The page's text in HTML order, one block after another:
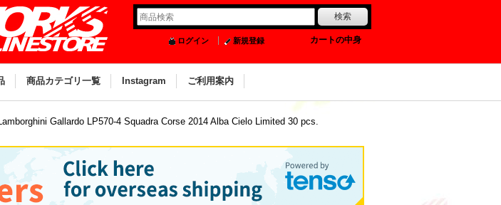
カートの中身
ログイン 新規登録
商品カテゴリ一覧 Instagram ご利用案内
Gallardo LP570-4 Squadra Corse 2014 Alba Cielo Limited 30 pcs.